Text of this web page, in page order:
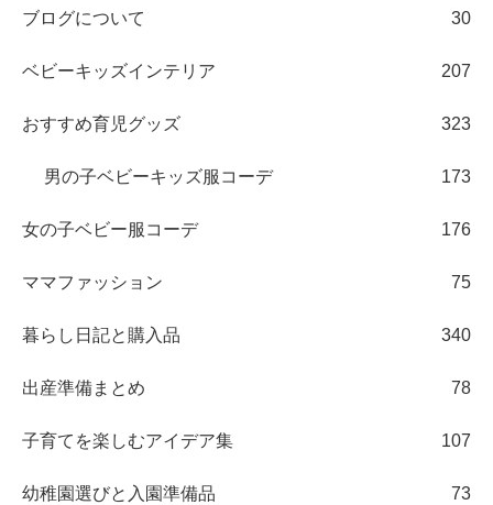
ブログについて 30
ベビーキッズインテリア 207
おすすめ育児グッズ 323
男の子ベビーキッズ服コーデ 173
女の子ベビー服コーデ 176
ママファッション 75
暮らし日記と購入品 340
出産準備まとめ 78
子育てを楽しむアイデア集 107
幼稚園選びと入園準備品 73